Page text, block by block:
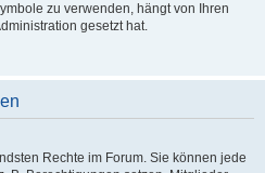
zu verwenden, hängt von Ihren
gesetzt hat.
Rechte im Forum. Sie können jede